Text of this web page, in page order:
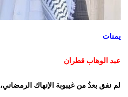
يمنات
عبد الوهاب قطران
لم نفق بعدُ من غيبوبة الإنهاك الرمضاني،